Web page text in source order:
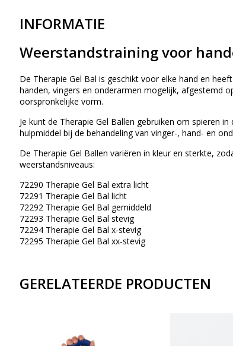
INFORMATIE
Weerstandstraining voor
De Therapie Gel Bal is geschikt voor elke hand en
handen, vingers en onderarmen mogelijk, afgestemd
oorspronkelijke vorm.
Je kunt de Therapie Gel Ballen gebruiken om spieren
hulpmiddel bij de behandeling van vinger-, hand- en
De Therapie Gel Ballen variëren in kleur en sterkte,
weerstandsniveaus:
72290 Therapie Gel Bal extra licht
72291 Therapie Gel Bal licht
72292 Therapie Gel Bal gemiddeld
72293 Therapie Gel Bal stevig
72294 Therapie Gel Bal x-stevig
72295 Therapie Gel Bal xx-stevig
GERELATEERDE PRODUCTEN